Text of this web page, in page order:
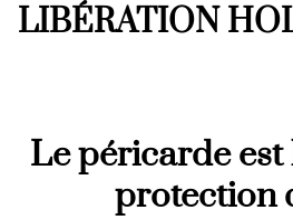
LIBÉRATION
Le péricarde
protection